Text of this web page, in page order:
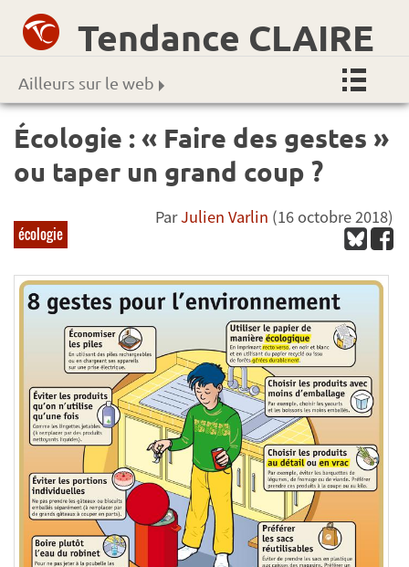
Tendance CLAIRE
Ailleurs sur le web
Écologie : « Faire des gestes »
ou taper un grand coup ?
écologie
ParJulien Varlin (16 octobre 2018)